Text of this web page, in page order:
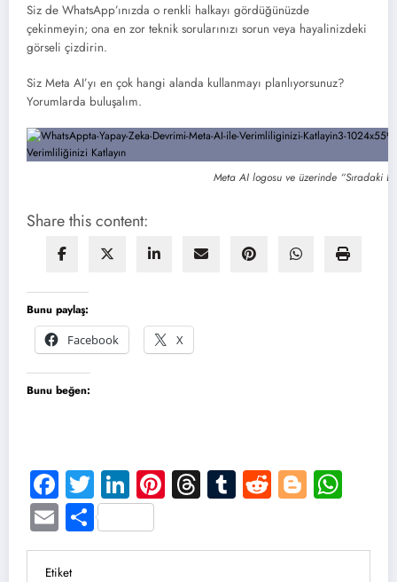
Siz de WhatsApp’ınızda o renkli halkayı gördüğünüzde
çekinmeyin; ona en zor teknik sorularınızı sorun veya hayalinizdeki
görseli çizdirin.
Siz Meta AI’yı en çok hangi alanda kullanmayı planlıyorsunuz?
Yorumlarda buluşalım.
Meta AI logosu ve üzerinde “Sıradaki
Share this content:
Bunu paylaş:
Facebook
X
Bunu beğen:
Facebook
TwitterLinkedIn
Pinterest
Threads
Tumblr
Reddit
EmailShare
Etiket